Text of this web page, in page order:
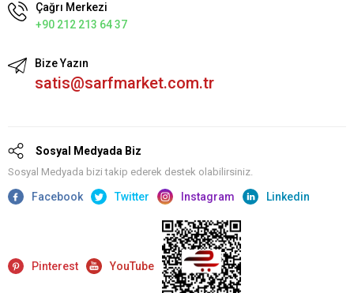
Çağrı Merkezi
+90 212 213 64 37
Bize Yazın
satis@sarfmarket.com.tr
Sosyal Medyada Biz
Sosyal Medyada bizi takip ederek destek olabilirsiniz.
Facebook Twitter Instagram Linkedin
Pinterest YouTube